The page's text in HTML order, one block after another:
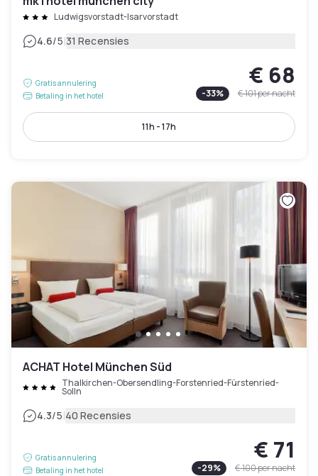
Ludwigsvorstadt-Isarvorstadt
4.6/5|31 Recensies
Gratis annulering
Betaling in het hotel
€ 68
-33% € 101per nacht
11h - 17h
ACHAT Hotel München Süd
Thalkirchen-Obersendling-Forstenried-Fürstenried-
Solln
4.3/5|40 Recensies
Gratis annulering
Betaling in het hotel
€ 71
-29% € 100per nacht